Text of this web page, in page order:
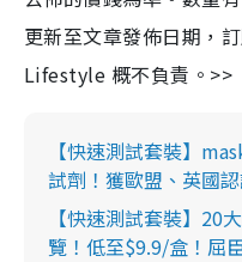
更新至文章發佈日期，
Lifestyle 概不負責。>>
【快速測試套裝】
試劑！獲歐盟、英國
【快速測試套裝】20
覽！低至$9.9/盒！屈